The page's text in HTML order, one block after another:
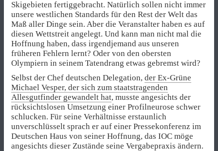
Skigebieten fertiggebracht. Natürlich sollen nicht immer
unsere westlichen Standards für den Rest der Welt das
Maß aller Dinge sein. Aber die Veranstalter haben es auf
diesen Wettstreit angelegt. Und kann man nicht mal die
Hoffnung haben, dass irgendjemand aus unseren
früheren Fehlern lernt? Oder von den obersten
Olympiern in seinem Tatendrang etwas gebremst wird?
Selbst der Chef deutschen Delegation, der Ex-Grüne
Michael Vesper, der sich zum staatstragenden
Allesgutfinder gewandelt hat, musste angesichts der
rücksichtslosen Umsetzung einer Profilneurose schwer
schlucken. Für seine Verhältnisse erstaunlich
unverschlüsselt sprach er auf einer Pressekonferenz im
Deutschen Haus von seiner Hoffnung, das IOC möge
angesichts dieser Zustände seine Vergabepraxis ändern.